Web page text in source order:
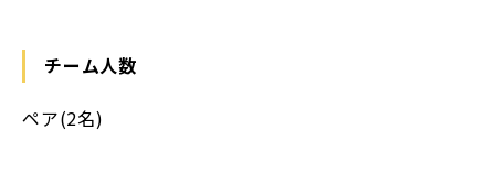
チーム人数
ペア(2名)